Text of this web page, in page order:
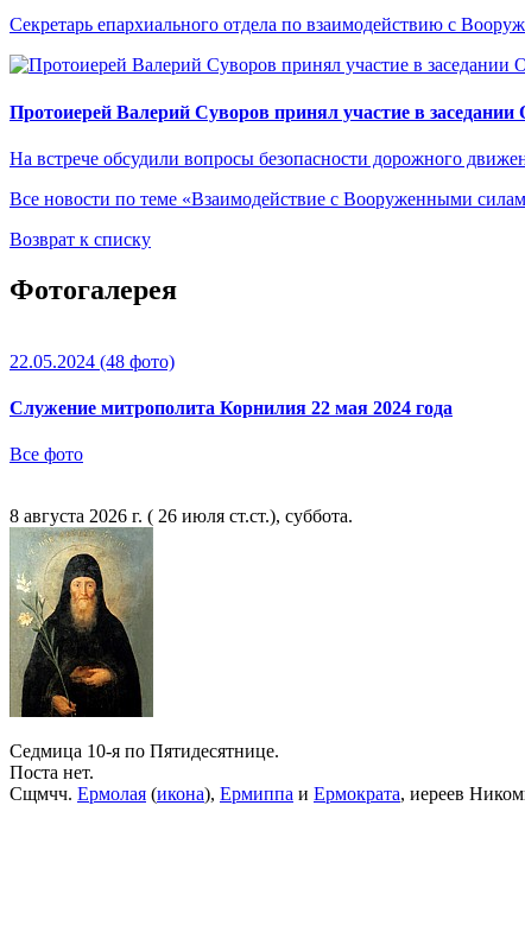
Секретарь епархиального отдела по взаимодействию с
Протоиерей Валерий Суворов принял участие в
На встрече обсудили вопросы безопасности дорожного
Все новости по теме «Взаимодействие с Вооруженными
Возврат к списку
Фотогалерея
22.05.2024 (48 фото)
Служение митрополита Корнилия 22 мая 2024 года
Все фото
8 августа 2026 г. ( 26 июля ст.ст.), суббота.
Седмица 10-я по Пятидесятнице.
Поста нет.
Сщмчч. Ермолая (икона), Ермиппа и Ермократа, иереев